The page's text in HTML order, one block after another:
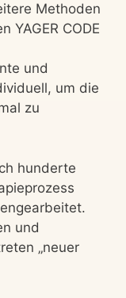
Methoden
YAGER CODE
und
um die
zu
hunderte
und
„neuer